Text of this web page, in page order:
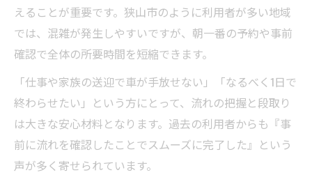
狭山市の車検を効率化する準備方法
車検前に準備すべき書類のチェックリスト
狭山市で車検をスムーズにする事前見積も
車検の流れを把握し無駄を省く準備法
当日車検のための持ち物と必要条件
効率良い車検予約方法と日程調整のコツ
えることが重要です。狭山市のように利用者が多い地域
では、混雑が発生しやすいですが、朝一番の予約や事前
確認で全体の所要時間を短縮できます。
「仕事や家族の送迎で車が手放せない」「なるべく1日で
終わらせたい」という方にとって、流れの把握と段取り
は大きな安心材料となります。過去の利用者からも『事
前に流れを確認したことでスムーズに完了した』という
声が多く寄せられています。